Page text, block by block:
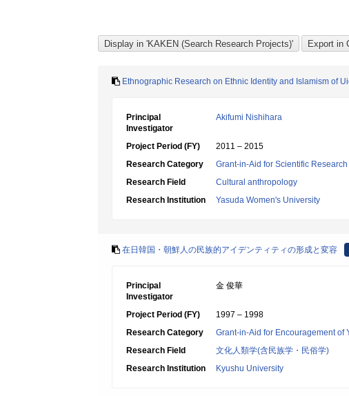
Ethnographic Research on Ethnic Identity and Islamism of
Principal
Investigator
Akifumi Nishihara
Project Period (FY)
2011 – 2015
Research Category
Grant-in-Aid for Scientific Research
Research Field
Cultural anthropology
Research Institution
Yasuda Women's University
在日韓国・朝鮮人の民族的アイデンティティの形成と変容
Principal
Investigator
金 俊華
Project Period (FY)
1997 – 1998
Research Category
Grant-in-Aid for Encouragement of
Research Field
文化人類学(含民族学・民俗学)
Research Institution
Kyushu University